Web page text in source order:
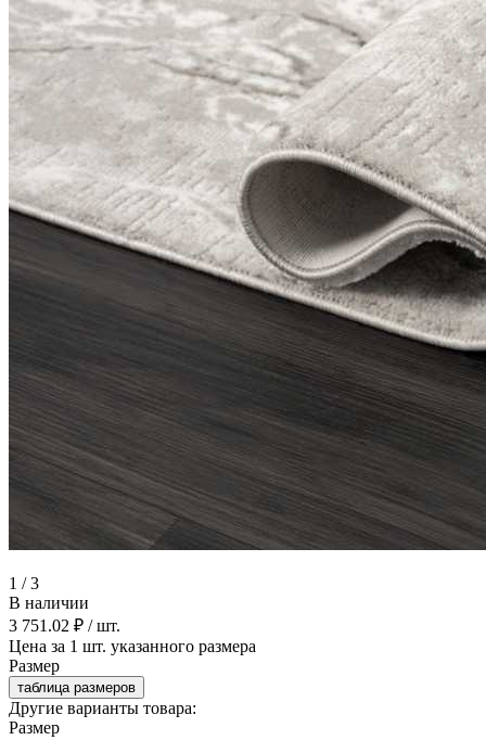
1 / 3
В наличии
3 751.02 ₽ / шт.
Цена за 1 шт. указанного размера
Размер
таблица размеров
Другие варианты товара:
Размер